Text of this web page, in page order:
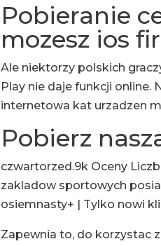
Pobieranie
mozesz ios
Ale niektorzy polskich
Play nie daje funkcji
internetowa kat urzadzen
Pobierz
czwartorzed.9k Oceny
zakladow sportowych
osiemnasty+ | Tylko nowi
Zapewnia to, do korzystac